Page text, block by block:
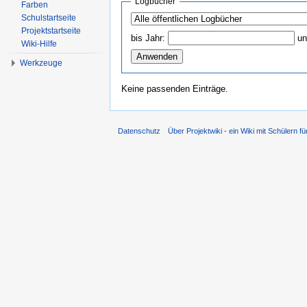
bis Jahr:
Keine passenden Einträge.
Farben
Schulstartseite
Projektstartseite
Wiki-Hilfe
Werkzeuge
Datenschutz Über Projektwiki - ein Wiki mit Schülern